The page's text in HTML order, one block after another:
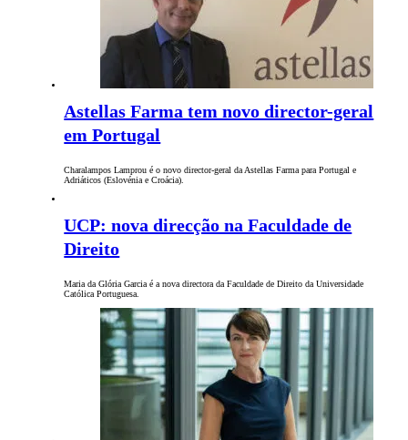
Astellas Farma tem novo director-geral
em Portugal
Charalampos Lamprou é o novo director-geral da Astellas Farma para Portugal e
Adriáticos (Eslovénia e Croácia).
UCP: nova direcção na Faculdade de
Direito
Maria da Glória Garcia é a nova directora da Faculdade de Direito da Universidade
Católica Portuguesa.